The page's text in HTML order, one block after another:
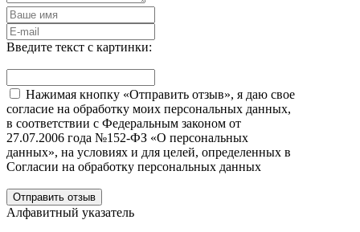
Введите текст с картинки:
Нажимая кнопку «Отправить отзыв», я даю свое
согласие на обработку моих персональных данных,
в соответствии с Федеральным законом от
27.07.2006 года №152-ФЗ «О персональных
данных», на условиях и для целей, определенных в
Согласии на обработку персональных данных
Отправить отзыв
Алфавитный указатель